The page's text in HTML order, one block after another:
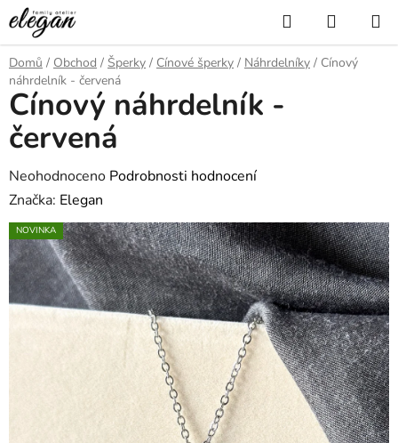
Přejít
na
obsah
Hledat
KOŠÍK
Domů / Obchod / Šperky / Cínové šperky / Náhrdelníky / Cínový
náhrdelník - červená
Cínový náhrdelník -
červená
Průměrné
hodnocení
produktu
je
0,0
Neohodnoceno Podrobnosti hodnocení
Značka: Elegan
NOVINKA